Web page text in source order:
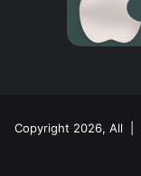
| Copyright 2026, All